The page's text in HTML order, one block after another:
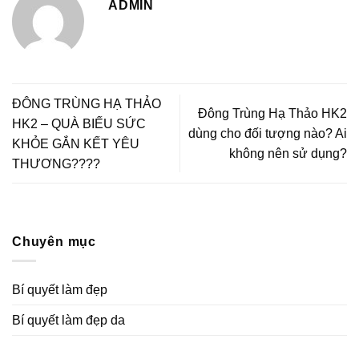
ADMIN
ĐÔNG TRÙNG HẠ THẢO
HK2 – QUÀ BIẾU SỨC
KHỎE GẮN KẾT YÊU
THƯƠNG?‍?‍?‍?
Đông Trùng Hạ Thảo HK2
dùng cho đối tượng nào? Ai
không nên sử dụng?
Chuyên mục
Bí quyết làm đẹp
Bí quyết làm đẹp da